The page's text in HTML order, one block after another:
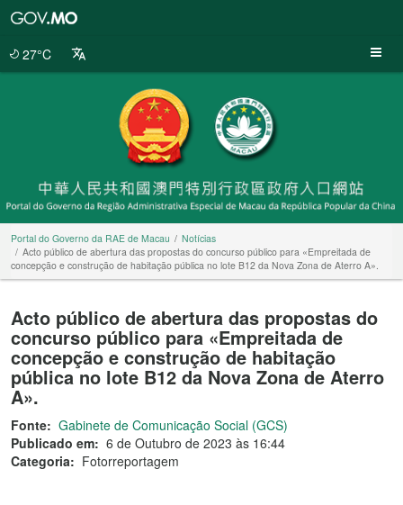
27°C
Portal do Governo da RAE de Macau
Notícias
Acto público de abertura das propostas do concurso público para «Empreitada de
concepção e construção de habitação pública no lote B12 da Nova Zona de Aterro A».
Acto público de abertura das propostas do
concurso público para «Empreitada de
concepção e construção de habitação
pública no lote B12 da Nova Zona de Aterro
A».
Fonte: Gabinete de Comunicação Social (GCS)
Publicado em: 6 de Outubro de 2023 às 16:44
Categoria: Fotorreportagem